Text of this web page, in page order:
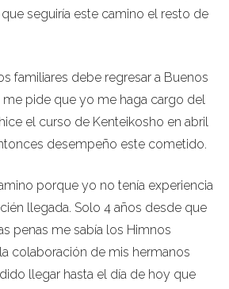
seguiría este camino el resto de
familiares debe regresar a Buenos
me pide que yo me haga cargo del
el curso de Kenteikosho en abril
desempeño este cometido.
porque yo no tenía experiencia
llegada. Solo 4 años desde que
penas me sabía los Himnos
colaboración de mis hermanos
llegar hasta el día de hoy que